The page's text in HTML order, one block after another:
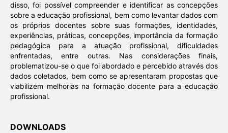
disso, foi possível compreender e identificar as concepções
sobre a educação profissional, bem como levantar dados com
os próprios docentes sobre suas formações, identidades,
experiências, práticas, concepções, importância da formação
pedagógica para a atuação profissional, dificuldades
enfrentadas, entre outras. Nas considerações finais,
problematizou-se o que foi abordado e percebido através dos
dados coletados, bem como se apresentaram propostas que
viabilizem melhorias na formação docente para a educação
profissional.
DOWNLOADS